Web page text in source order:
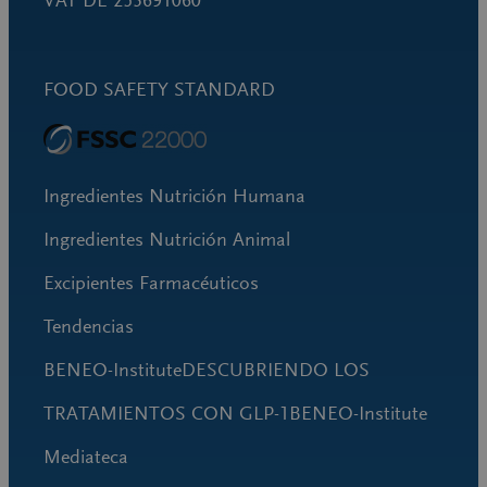
FOOD SAFETY STANDARD
Ingredientes Nutrición Humana
Ingredientes Nutrición Animal
Excipientes Farmacéuticos
Tendencias
BENEO-InstituteDESCUBRIENDO LOS
TRATAMIENTOS CON GLP-1BENEO-Institute
Mediateca